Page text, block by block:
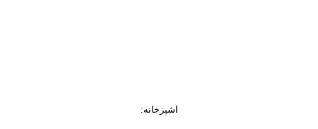
اشپزخانه: